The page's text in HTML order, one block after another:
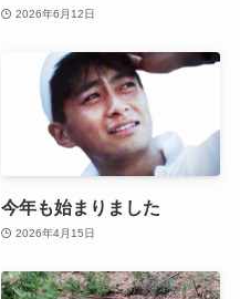
2026年6月12日
今年も始まりました
2026年4月15日